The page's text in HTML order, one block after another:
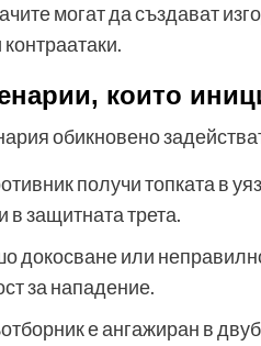
могат да създават
които
обикновено
получи топката в
в защитната трета.
докосване или
за нападение.
е ангажиран в